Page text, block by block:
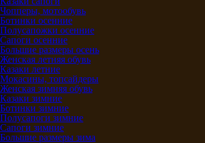
Чопперы, мотообувь
Ботинки осенние
Полусапожки осенние
Сапоги осенние
Большие размеры осень
Женская летняя обувь
Казаки летние
Мокасины, топсайдеры
Женская зимняя обувь
Казаки зимние
Ботинки зимние
Полусапоги зимние
Сапоги зимние
Большие размеры зима